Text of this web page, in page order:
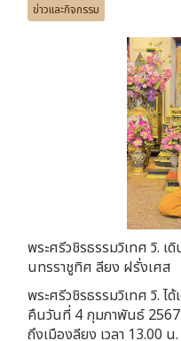
ข่าวและกิจกรรม
พระศรีวชิรธรรมวิเทศ วิ.
นทรราชูทิศ ลียง ฝรั่งเศส
พระศรีวชิรธรรมวิเทศ วิ. ไ
คืนวันที่ 4 กุมภาพันธ์ 2567
ถึงเมืองลียง เวลา 13.00 น.